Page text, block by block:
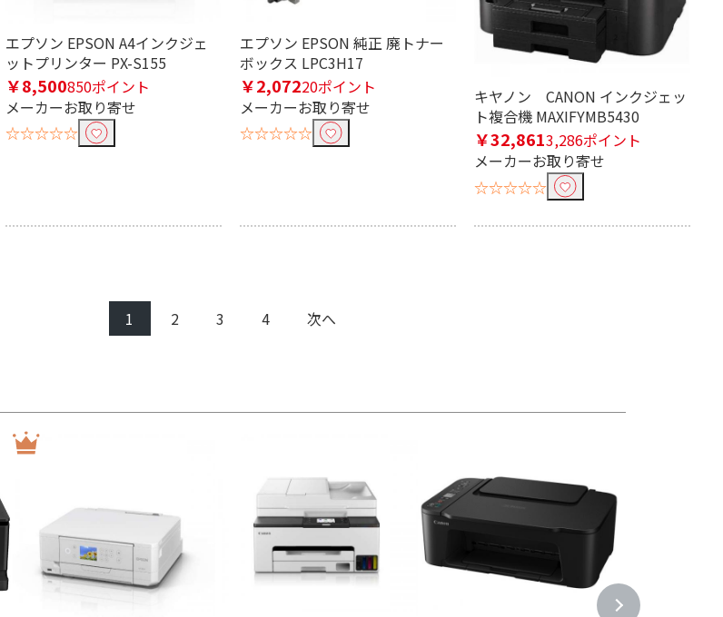
エプソン EPSON A4インクジェ
ットプリンター PX-S155
￥8,500850ポイント
メーカーお取り寄せ
☆☆☆☆☆
エプソン EPSON 純正 廃トナー
ボックス LPC3H17
￥2,07220ポイント
メーカーお取り寄せ
☆☆☆☆☆
キヤノン CANON インクジェッ
ト複合機 MAXIFYMB5430
￥32,8613,286ポイント
メーカーお取り寄せ
☆☆☆☆☆
1 2 3 4 次へ